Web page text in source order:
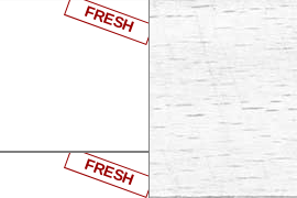
FRESH
FRESH